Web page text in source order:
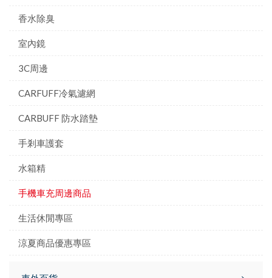
香水除臭
室內鏡
3C周邊
CARFUFF冷氣濾網
CARBUFF 防水踏墊
手剎車護套
水箱精
手機車充周邊商品
生活休閒專區
涼夏商品優惠專區